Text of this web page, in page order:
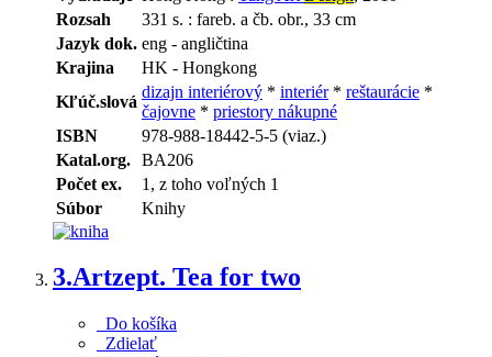
Rozsah
331 s. : fareb. a čb. obr., 33 cm
Jazyk dok. eng - angličtina
Krajina
HK - Hongkong
Kľúč.slová
dizajn interiérový * interiér* reštaurácie *
čajovne * priestory nákupné
ISBN
978-988-18442-5-5 (viaz.)
Katal.org. BA206
Počet ex.
1, z toho voľných 1
Súbor
Knihy
3.Artzept. Tea for two
Do košíka
Zdielať